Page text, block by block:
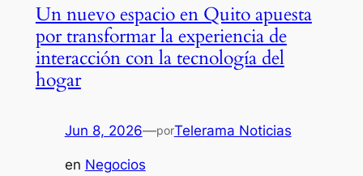
Un nuevo espacio en Quito apuesta
por transformar la experiencia de
interacción con la tecnología del
hogar
Jun 8, 2026—porTelerama Noticias
en Negocios